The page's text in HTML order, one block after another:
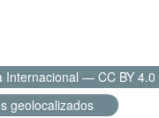
Internacional — CC BY 4.0
geolocalizados